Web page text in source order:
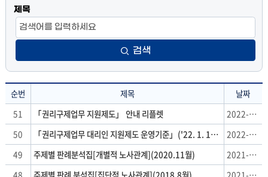
제목
검색
원
료
순번 제목
날짜
51
「권리구제업무 지원제도」 안내 리플렛
2022-02-15
50
「권리구제업무 대리인 지원제도 운영기준」('22. 1. 1. 개정)
2022-02-15
49
주제별 판례분석집[개별적 노사관계](2020.11월)
2021-10-01
48
주제별 판례 분석집[집단적 노사관계](2018.8월)
2021-10-01